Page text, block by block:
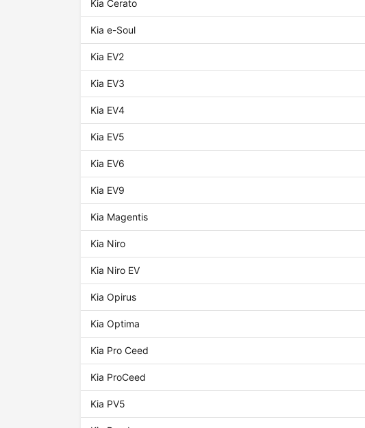
Kia Cerato
Kia e-Soul
Kia EV2
Kia EV3
Kia EV4
Kia EV5
Kia EV6
Kia EV9
Kia Magentis
Kia Niro
Kia Niro EV
Kia Opirus
Kia Optima
Kia Pro Ceed
Kia ProCeed
Kia PV5